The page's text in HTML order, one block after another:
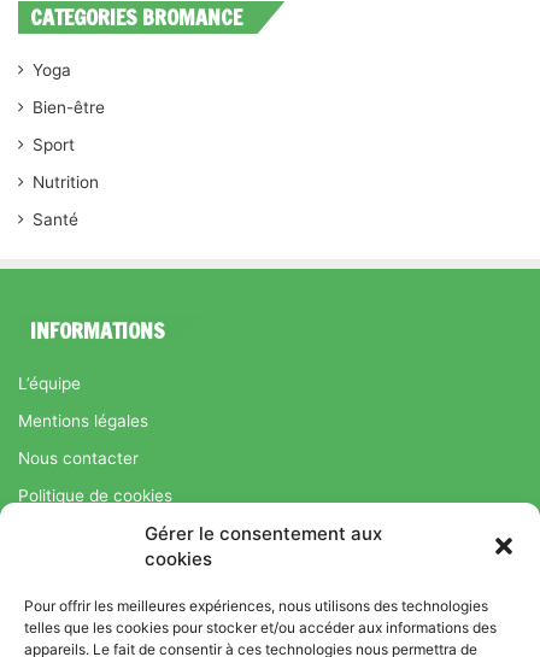
Gérer le consentement aux
cookies
Pour offrir les meilleures expériences, nous utilisons des technologies
telles que les cookies pour stocker et/ou accéder aux informations des
appareils. Le fait de consentir à ces technologies nous permettra de
CATEGORIES BROMANCE
Yoga
Bien-être
Sport
Nutrition
Santé
INFORMATIONS
L’équipe
Mentions légales
Nous contacter
Politique de cookies
Régime Savoir Maigrir.fr : La méthode Jean-Michel Cohen pour
une perte de poids durable